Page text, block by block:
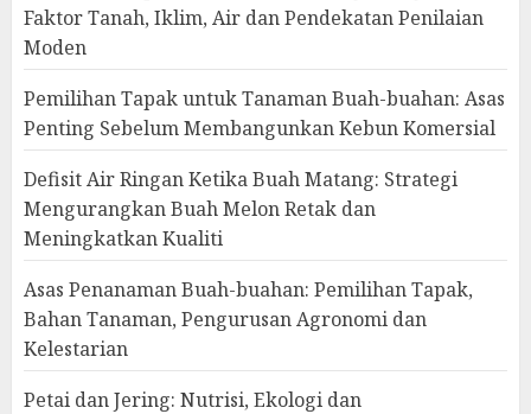
Faktor Tanah, Iklim, Air dan Pendekatan Penilaian
Moden
Pemilihan Tapak untuk Tanaman Buah-buahan: Asas
Penting Sebelum Membangunkan Kebun Komersial
Defisit Air Ringan Ketika Buah Matang: Strategi
Mengurangkan Buah Melon Retak dan
Meningkatkan Kualiti
Asas Penanaman Buah-buahan: Pemilihan Tapak,
Bahan Tanaman, Pengurusan Agronomi dan
Kelestarian
Petai dan Jering: Nutrisi, Ekologi dan